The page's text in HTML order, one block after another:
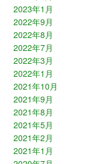
2023年1月
2022年9月
2022年8月
2022年7月
2022年3月
2022年1月
2021年10月
2021年9月
2021年8月
2021年5月
2021年2月
2021年1月